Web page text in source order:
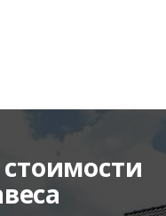
стоимости